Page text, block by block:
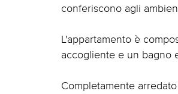
conferiscono agli
L'appartamento è
accogliente e un bagno
Completamente